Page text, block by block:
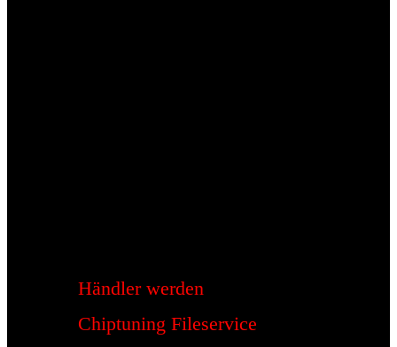
Händler werden
Chiptuning Fileservice